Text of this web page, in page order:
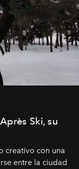
Ski, su
creativo con una
entre la ciudad